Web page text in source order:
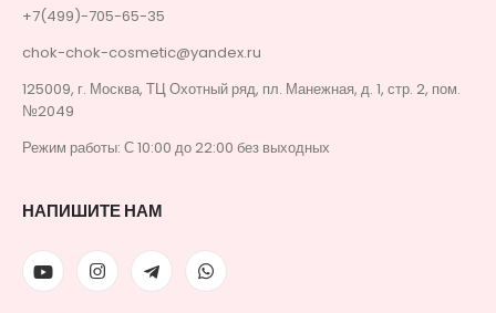
+7(499)-705-65-35
chok-chok-cosmetic@yandex.ru
125009, г. Москва, ТЦ Охотный ряд, пл. Манежная, д. 1, стр. 2, пом.
№2049
Режим работы: С 10:00 до 22:00 без выходных
НАПИШИТЕ НАМ